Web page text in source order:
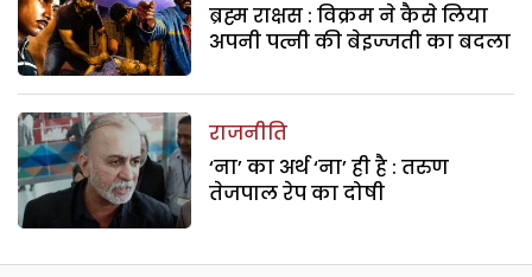
ब्रह्म राक्षस : विक्रम ने कैसे लिया
अपनी पत्नी की बेइज्जती का बदला
राजनीति
‘ना’ का अर्थ ‘ना’ ही है : तरुण
तेजपाल रेप का दोषी